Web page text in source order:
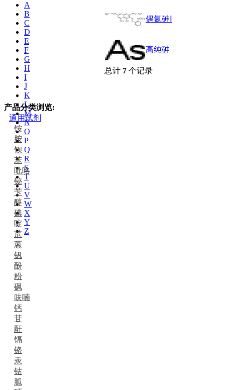
A
B
C
D
E
F
G
H
I
J
K
L
M
N
O
P
Q
R
S
T
U
V
W
X
Y
Z
产品分类浏览:
通用试剂
铵
胺
钡
苯
吡咯
铋
苄
醇
碘
啶
苊
蒽
钒
酚
粉
砜
呋喃
钙
苷
酐
镉
铬
汞
钴
胍
偶氮砷Ⅰ
高纯砷
总计 7 个记录